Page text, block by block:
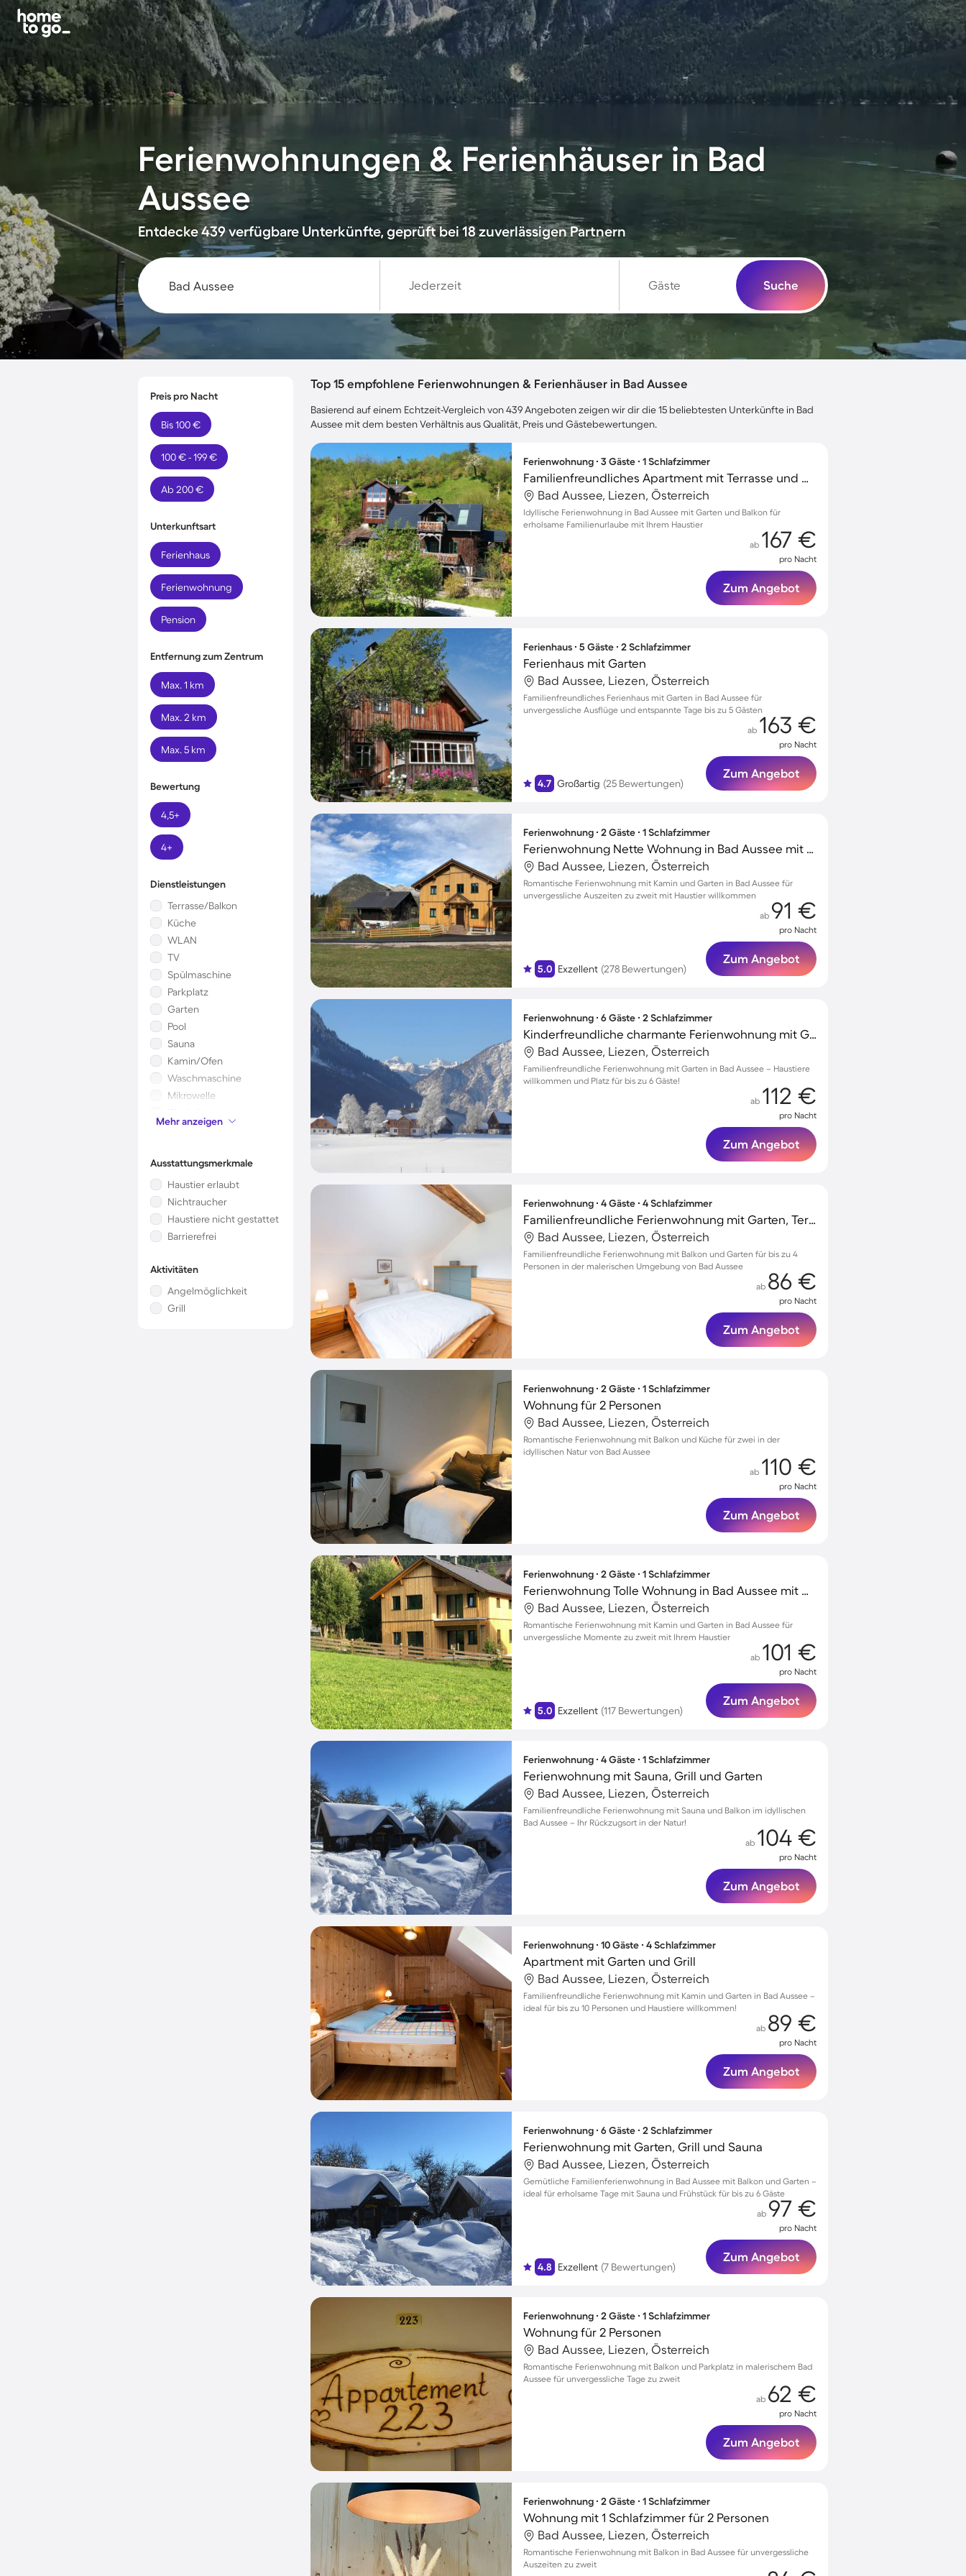
Ferienwohnungen & Ferienhäuser in Bad
Aussee
Entdecke 439 verfügbare Unterkünfte, geprüft bei 18 zuverlässigen Partnern
Jederzeit Gäste Suche
Preis pro Nacht
Bis 100 €
100 € - 199 €
Ab 200 €
Unterkunftsart
Ferienhaus
Ferienwohnung
Pension
Entfernung zum Zentrum
Max. 1 km
Max. 2 km
Max. 5 km
Bewertung
4,5+
4+
Dienstleistungen
Terrasse/Balkon
Küche
WLAN
TV
Spülmaschine
Parkplatz
Garten
Pool
Sauna
Kamin/Ofen
Waschmaschine
Mikrowelle
Kinderbett
Whirlpool
Mehr anzeigen
Ausstattungsmerkmale
Haustier erlaubt
Nichtraucher
Haustiere nicht gestattet
Barrierefrei
Aktivitäten
Angelmöglichkeit
Grill
Top 15 empfohlene Ferienwohnungen & Ferienhäuser in Bad Aussee
Basierend auf einem Echtzeit-Vergleich von 439 Angeboten zeigen wir dir die 15 beliebtesten Unterkünfte in Bad
Aussee mit dem besten Verhältnis aus Qualität, Preis und Gästebewertungen.
Ferienwohnung ∙ 3 Gäste ∙ 1 Schlafzimmer
Familienfreundliches Apartment mit Terrasse und Garten | Hunde erlaubt
Bad Aussee, Liezen, Österreich
Idyllische Ferienwohnung in Bad Aussee mit Garten und Balkon für
erholsame Familienurlaube mit Ihrem Haustier
ab 167 €
pro Nacht
Zum Angebot
Ferienhaus ∙ 5 Gäste ∙ 2 Schlafzimmer
Ferienhaus mit Garten
Bad Aussee, Liezen, Österreich
Familienfreundliches Ferienhaus mit Garten in Bad Aussee für
unvergessliche Ausflüge und entspannte Tage bis zu 5 Gästen
4.7 Großartig (25 Bewertungen)
ab 163 €
pro Nacht
Zum Angebot
Ferienwohnung ∙ 2 Gäste ∙ 1 Schlafzimmer
Ferienwohnung Nette Wohnung in Bad Aussee mit Garten und Grill und Bergblick
Bad Aussee, Liezen, Österreich
Romantische Ferienwohnung mit Kamin und Garten in Bad Aussee für
unvergessliche Auszeiten zu zweit mit Haustier willkommen
5.0 Exzellent (278 Bewertungen)
ab 91 €
pro Nacht
Zum Angebot
Ferienwohnung ∙ 6 Gäste ∙ 2 Schlafzimmer
Kinderfreundliche charmante Ferienwohnung mit Grill und Garten | Haustiere sind willkommen
Bad Aussee, Liezen, Österreich
Familienfreundliche Ferienwohnung mit Garten in Bad Aussee – Haustiere
willkommen und Platz für bis zu 6 Gäste!
ab 112 €
pro Nacht
Zum Angebot
Ferienwohnung ∙ 4 Gäste ∙ 4 Schlafzimmer
Familienfreundliche Ferienwohnung mit Garten, Terrasse und Grill | Haustiere sind willkommen
Bad Aussee, Liezen, Österreich
Familienfreundliche Ferienwohnung mit Balkon und Garten für bis zu 4
Personen in der malerischen Umgebung von Bad Aussee
ab 86 €
pro Nacht
Zum Angebot
Ferienwohnung ∙ 2 Gäste ∙ 1 Schlafzimmer
Wohnung für 2 Personen
Bad Aussee, Liezen, Österreich
Romantische Ferienwohnung mit Balkon und Küche für zwei in der
idyllischen Natur von Bad Aussee
ab 110 €
pro Nacht
Zum Angebot
Ferienwohnung ∙ 2 Gäste ∙ 1 Schlafzimmer
Ferienwohnung Tolle Wohnung in Bad Aussee mit Garten und Grill und Bergblick
Bad Aussee, Liezen, Österreich
Romantische Ferienwohnung mit Kamin und Garten in Bad Aussee für
unvergessliche Momente zu zweit mit Ihrem Haustier
5.0 Exzellent (117 Bewertungen)
ab 101 €
pro Nacht
Zum Angebot
Ferienwohnung ∙ 4 Gäste ∙ 1 Schlafzimmer
Ferienwohnung mit Sauna, Grill und Garten
Bad Aussee, Liezen, Österreich
Familienfreundliche Ferienwohnung mit Sauna und Balkon im idyllischen
Bad Aussee – Ihr Rückzugsort in der Natur!
ab 104 €
pro Nacht
Zum Angebot
Ferienwohnung ∙ 10 Gäste ∙ 4 Schlafzimmer
Apartment mit Garten und Grill
Bad Aussee, Liezen, Österreich
Familienfreundliche Ferienwohnung mit Kamin und Garten in Bad Aussee –
ideal für bis zu 10 Personen und Haustiere willkommen!
ab 89 €
pro Nacht
Zum Angebot
Ferienwohnung ∙ 6 Gäste ∙ 2 Schlafzimmer
Ferienwohnung mit Garten, Grill und Sauna
Bad Aussee, Liezen, Österreich
Gemütliche Familienferienwohnung in Bad Aussee mit Balkon und Garten –
ideal für erholsame Tage mit Sauna und Frühstück für bis zu 6 Gäste
4.8 Exzellent (7 Bewertungen)
ab 97 €
pro Nacht
Zum Angebot
Ferienwohnung ∙ 2 Gäste ∙ 1 Schlafzimmer
Wohnung für 2 Personen
Bad Aussee, Liezen, Österreich
Romantische Ferienwohnung mit Balkon und Parkplatz in malerischem Bad
Aussee für unvergessliche Tage zu zweit
ab 62 €
pro Nacht
Zum Angebot
Ferienwohnung ∙ 2 Gäste ∙ 1 Schlafzimmer
Wohnung mit 1 Schlafzimmer für 2 Personen
Bad Aussee, Liezen, Österreich
Romantische Ferienwohnung mit Balkon in Bad Aussee für unvergessliche
Auszeiten zu zweit